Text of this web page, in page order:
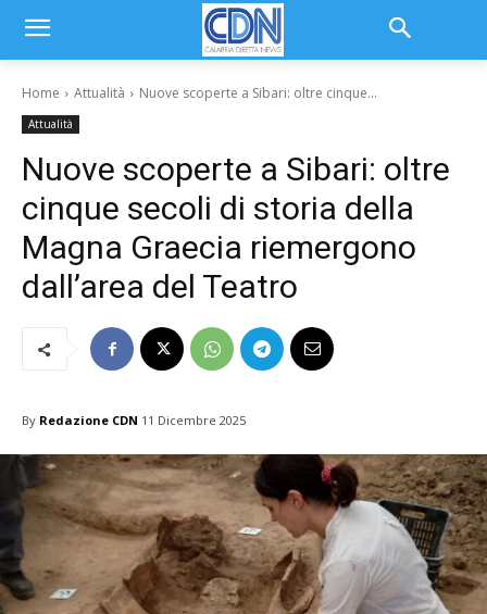
Home Attualità Nuove scoperte a Sibari: oltre cinque...
Attualità
Nuove scoperte a Sibari: oltre
cinque secoli di storia della
Magna Graecia riemergono
dall’area del Teatro
By Redazione CDN 11 Dicembre 2025